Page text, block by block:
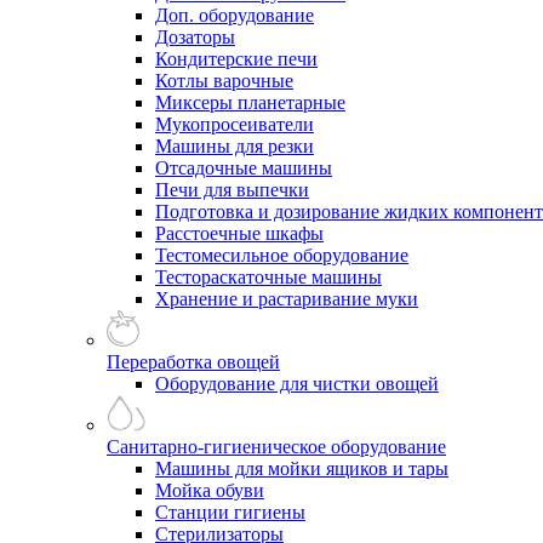
Доп. оборудование
Дозаторы
Кондитерские печи
Котлы варочные
Миксеры планетарные
Мукопросеиватели
Машины для резки
Отсадочные машины
Печи для выпечки
Подготовка и дозирование жидких
Расстоечные шкафы
Тестомесильное оборудование
Тестораскаточные машины
Хранение и растаривание муки
Переработка овощей
Оборудование для чистки овощей
Санитарно-гигиеническое оборудование
Машины для мойки ящиков и тары
Мойка обуви
Станции гигиены
Стерилизаторы